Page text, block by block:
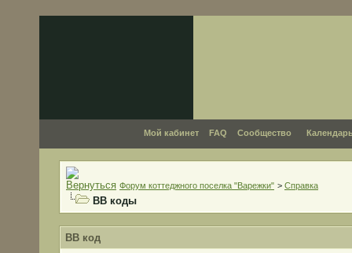
Мой кабинет FAQ Сообщество
Форум коттеджного поселка "Варежки" > Справка
BB коды
BB код